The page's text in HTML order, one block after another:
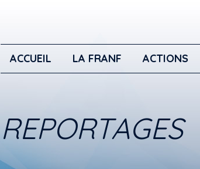
ACCUEIL LA FRANF ACTIONS
REPORTAGES